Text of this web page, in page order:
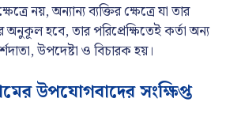
নয়, অন্যান্য ব্যক্তির ক্ষেত্রে যা তার
হবে, তার পরিপ্রেক্ষিতেই কর্তা অন্য
উপদেষ্টা ও বিচারক হয়।
উপযোগবাদের সংক্ষিপ্ত